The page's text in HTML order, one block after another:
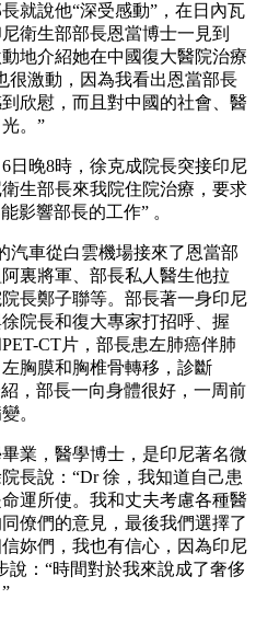
就說他“深受感動”，在日內瓦
衛生部部長恩當博士一見到
地介紹她在中國復大醫院治療
很激動，因為我看出恩當部長
欣慰，而且對中國的社會、醫
。”
6日晚8時，徐克成院長突接印尼
生部長來我院住院治療，要求
影響部長的工作” 。
汽車從白雲機場接來了恩當部
裏將軍、部長私人醫生他拉
長鄭子聯等。部長著一身印尼
院長和復大專家打招呼、握
PET-CT片，部長患左肺癌伴肺
胸膜和胸椎骨轉移，診斷
，部長一向身體很好，一周前
。
業，醫學博士，是印尼著名微
長說：“Dr徐，我知道自己患
運所使。我和丈夫考慮各種醫
僚們的意見，最後我們選擇了
妳們，我也有信心，因為印尼
說：“時間對於我來說成了奢侈